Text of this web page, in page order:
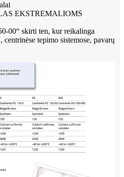
EKSTREMALIOMS
00“ skirti ten, kur reikalinga
tepimo sistemose, pavarų